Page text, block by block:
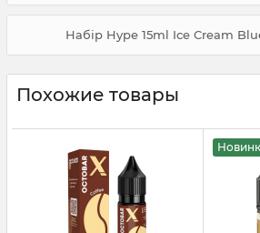
Набір Hype 15ml Ice Cream
Похожие товары